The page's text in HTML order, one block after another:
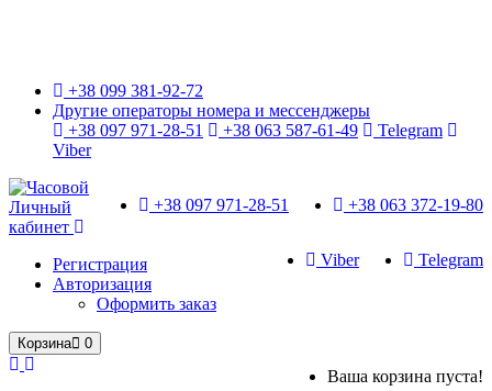
+38 099 381-92-72
Другие операторы номера и мессенджеры
+38 097 971-28-51
+38 063 587-61-49
Telegram
Viber
+38 063 372-19-80
+38 097 971-28-51
Telegram
Viber
Личный
кабинет
Регистрация
Авторизация
Оформить заказ
Корзина 0
Ваша корзина пуста!